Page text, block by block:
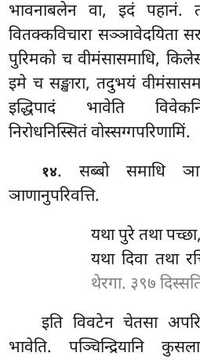
भावनाबलेन वा, इदं पहानं.
वितक्कविचारा सञ्ञावेदयिता
पुरिमको च वीमंसासमाधि,
इमे च सङ्खारा, तदुभयं
इद्धिपादं भावेति
निरोधनिस्सितं वोस्सग्गपरिणामिं.
१४. सब्बो समाधि
ञाणानुपरिवत्ति.
यथा पुरे तथा
यथा दिवा तथा
थेरगा. ३९७
इति विवटेन चेतसा
भावेति. पञ्चिन्द्रियानि